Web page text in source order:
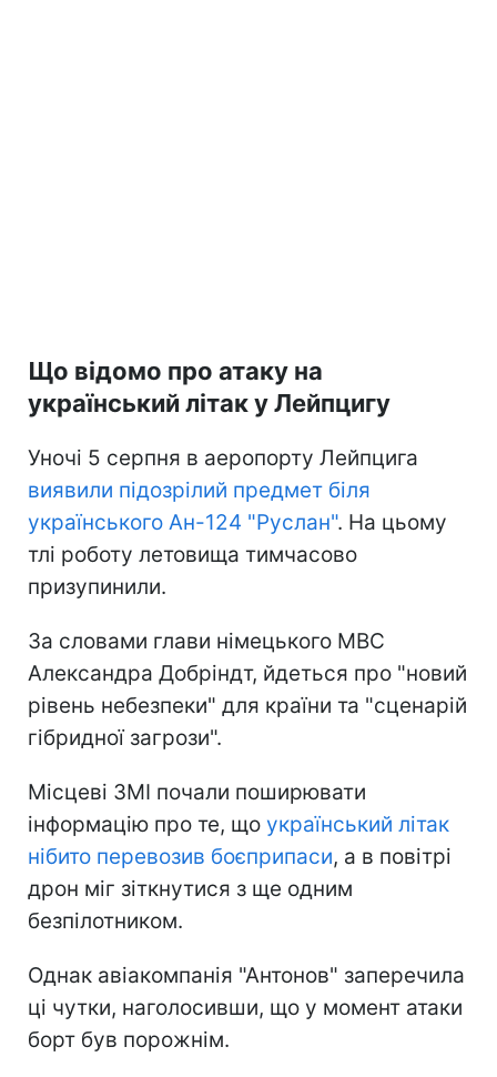
Що відомо про атаку на
український літак у Лейпцигу
Уночі 5 серпня в аеропорту Лейпцига
виявили підозрілий предмет біля
українського Ан-124 "Руслан". На цьому
тлі роботу летовища тимчасово
призупинили.
За словами глави німецького МВС
Александра Добріндт, йдеться про "новий
рівень небезпеки" для країни та "сценарій
гібридної загрози".
Місцеві ЗМІ почали поширювати
інформацію про те, що український літак
нібито перевозив боєприпаси, а в повітрі
дрон міг зіткнутися з ще одним
безпілотником.
Однак авіакомпанія "Антонов" заперечила
ці чутки, наголосивши, що у момент атаки
борт був порожнім.